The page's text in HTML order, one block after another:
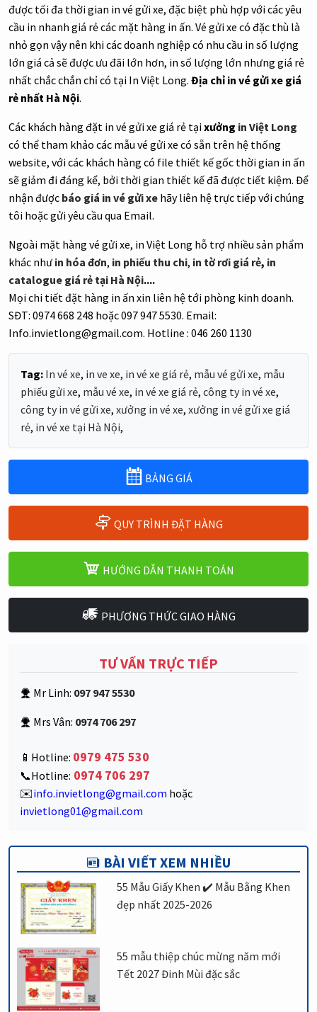
được tối đa thời gian in vé gửi xe, đặc biệt phù hợp với các yêu
cầu in nhanh giá rẻ các mặt hàng in ấn. Vé gửi xe có đặc thù là
nhỏ gọn vậy nên khi các doanh nghiệp có nhu cầu in số lượng
lớn giá cả sẽ được ưu đãi lớn hơn, in số lượng lớn nhưng giá rẻ
nhất chắc chắn chỉ có tại In Việt Long. Địa chỉ in vé gửi xe giá
rẻ nhất Hà Nội.
Các khách hàng đặt in vé gửi xe giá rẻ tạixưởng in Việt Long
có thể tham khảo các mẫu vé gửi xe có sẵn trên hệ thống
website, với các khách hàng có file thiết kế gốc thời gian in ấn
sẽ giảm đi đáng kể, bởi thời gian thiết kế đã được tiết kiệm. Để
nhận được báo giá in vé gửi xe hãy liên hệ trực tiếp với chúng
tôi hoặc gửi yêu cầu qua Email.
Ngoài mặt hàng vé gửi xe, in Việt Long hỗ trợ nhiều sản phẩm
khác như in hóa đơn, in phiếu thu chi, in tờ rơi giá rẻ, in
catalogue giá rẻ tại Hà Nội....
Mọi chi tiết đặt hàng in ấn xin liên hệ tới phòng kinh doanh.
SĐT: 0974 668 248 hoặc 097 947 5530. Email:
Info.invietlong@gmail.com. Hotline : 046 260 1130
Tag: In vé xe, in ve xe, in vé xe giá rẻ, mẫu vé gửi xe, mẫu
phiếu gửi xe, mẫu vé xe, in vé xe giá rẻ, công ty in vé xe,
công ty in vé gửi xe, xưởng in vé xe, xưởng in vé gửi xe giá
rẻ, in vé xe tại Hà Nội,
BẢNG GIÁ
QUY TRÌNH ĐẶT HÀNG
HƯỚNG DẪN THANH TOÁN
PHƯƠNG THỨC GIAO HÀNG
TƯ VẤN TRỰC TIẾP
Mr Linh: 097 947 5530
Mrs Vân: 0974 706 297
📱Hotline: 0979 475 530
📞Hotline: 0974 706 297
✉️info.invietlong@gmail.com hoặc
invietlong01@gmail.com
BÀI VIẾT XEM NHIỀU
55 Mẫu Giấy Khen ✔️ Mẫu Bằng Khen
đẹp nhất 2025-2026
55 mẫu thiệp chúc mừng năm mới
Tết 2027 Đinh Mùi đặc sắc